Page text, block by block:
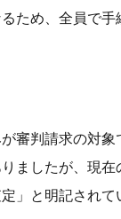
ため、全員で
が審判請求の対
ましたが、現
」と明記されて